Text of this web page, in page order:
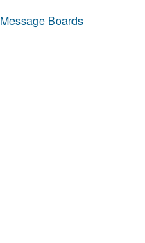
Message Boards